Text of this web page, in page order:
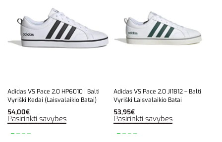
Adidas VS Pace 2.0 HP6010 | Balti
Vyriški Kedai (Laisvalaikio Batai)
54,00€
Pasirinkti savybes
Adidas VS Pace 2.0 JI1812 – Balti
Vyriški Laisvalaikio Batai
53,95€
Pasirinkti savybes